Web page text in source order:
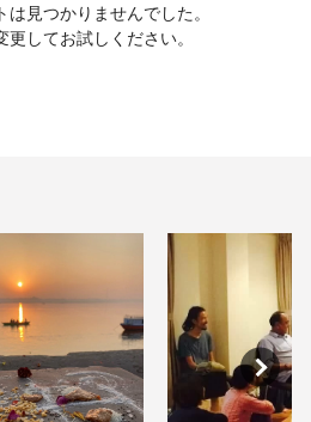
は見つかりませんでした。
してお試しください。